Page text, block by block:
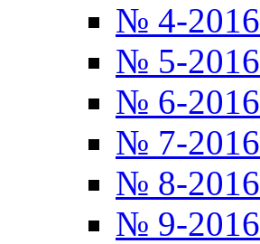
№ 4-2016
№ 5-2016
№ 6-2016
№ 7-2016
№ 8-2016
№ 9-2016